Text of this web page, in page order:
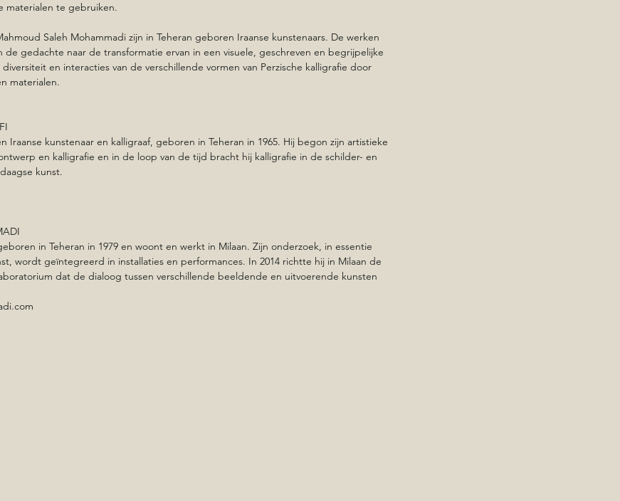
materialen te gebruiken.
Saleh Mohammadi zijn in Teheran geboren Iraanse kunstenaars. De werken
de gedachte naar de transformatie ervan in een visuele, geschreven en begrijpelijke
en interacties van de verschillende vormen van Perzische kalligrafie door
materialen.
Iraanse kunstenaar en kalligraaf, geboren in Teheran in 1965. Hij begon zijn artistieke
en kalligrafie en in de loop van de tijd bracht hij kalligrafie in de schilder- en
kunst.
in Teheran in 1979 en woont en werkt in Milaan. Zijn onderzoek, in essentie
wordt geïntegreerd in installaties en performances. In 2014 richtte hij in Milaan de
dat de dialoog tussen verschillende beeldende en uitvoerende kunsten